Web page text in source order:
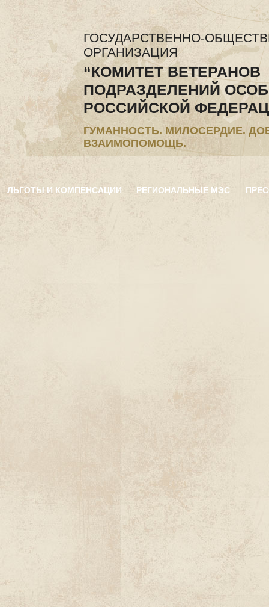
ГОСУДАРСТВЕННО-
ОРГАНИЗАЦИЯ
“КОМИТЕТ ВЕТЕРАНОВ
ПОДРАЗДЕЛЕНИЙ
РОССИЙСКОЙ
ГУМАННОСТЬ. МИЛОСЕРДИЕ.
ВЗАИМОПОМОЩЬ.
ЛЬГОТЫ И КОМПЕНСАЦИИ РЕГИОНАЛЬНЫЕ МЭС